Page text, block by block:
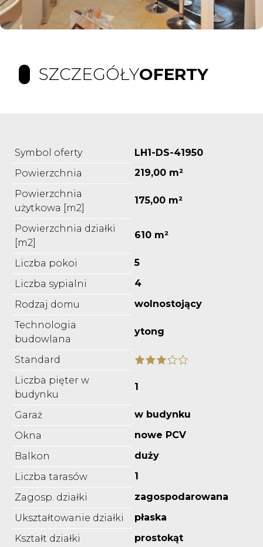
SZCZEGÓŁYOFERTY
Symbol oferty
LH1-DS-41950
Powierzchnia
219,00 m²
Powierzchnia
użytkowa [m2]
175,00 m²
Powierzchnia działki
[m2]
610 m²
Liczba pokoi
5
Liczba sypialni
4
Rodzaj domu
wolnostojący
Technologia
budowlana
ytong
Standard
Liczba pięter w
budynku
1
Garaż
w budynku
Okna
nowe PCV
Balkon
duży
Liczba tarasów
1
Zagosp. działki
zagospodarowana
Ukształtowanie działki
płaska
Kształt działki
prostokąt